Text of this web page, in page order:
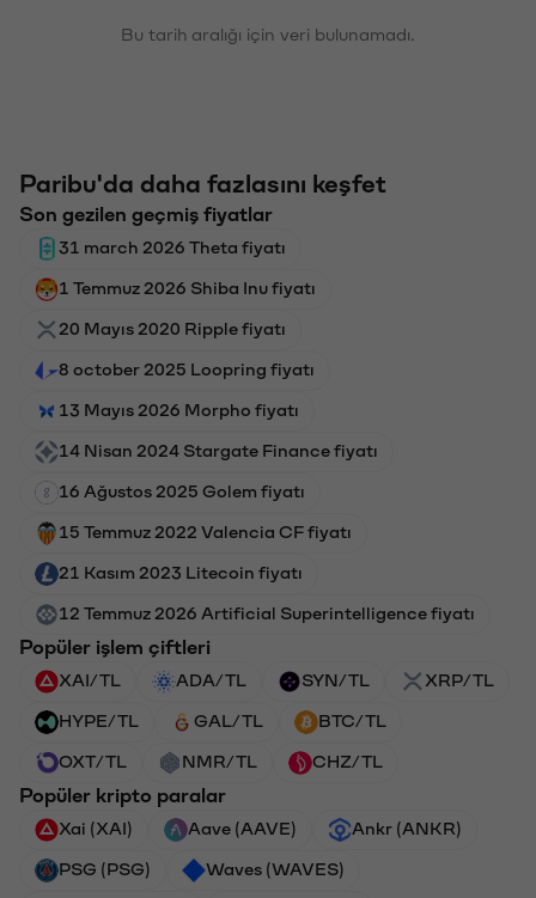
Bu tarih aralığı için veri bulunamadı.
Paribu'da daha fazlasını keşfet
Son gezilen geçmiş fiyatlar
31 march 2026 Theta fiyatı
1 Temmuz 2026 Shiba Inu fiyatı
20 Mayıs 2020 Ripple fiyatı
8 october 2025 Loopring fiyatı
13 Mayıs 2026 Morpho fiyatı
14 Nisan 2024 Stargate Finance fiyatı
16 Ağustos 2025 Golem fiyatı
15 Temmuz 2022 Valencia CF fiyatı
21 Kasım 2023 Litecoin fiyatı
12 Temmuz 2026 Artificial Superintelligence fiyatı
Popüler işlem çiftleri
XAI/TL ADA/TL SYN/TL XRP/TL
HYPE/TL GAL/TL BTC/TL
OXT/TL NMR/TL CHZ/TL
Popüler kripto paralar
Xai (XAI) Aave (AAVE) Ankr (ANKR)
PSG (PSG) Waves (WAVES)